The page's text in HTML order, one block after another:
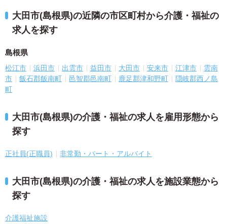
大田市(島根県)の近隣の市区町村から介護・福祉の
求人を探す
島根県
松江市 浜田市 出雲市 益田市 大田市 安来市 江津市
雲南
市
飯石郡飯南町 邑智郡邑南町 鹿足郡津和野町
隠岐郡西ノ島
町
大田市(島根県)の介護・福祉の求人を雇用形態から
探す
正社員(正職員) 非常勤・パート・アルバイト
大田市(島根県)の介護・福祉の求人を施設業態から
探す
介護福祉施設